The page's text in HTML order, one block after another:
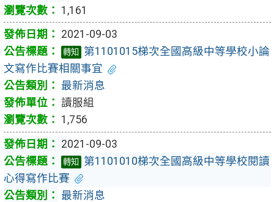
1,161
2021-09-03
轉知
第1101015梯次全國高級中等學校小論
文寫作比賽相關事宜
最新消息
讀服組
1,756
2021-09-03
轉知
第1101010梯次全國高級中等學校閱讀
心得寫作比賽
最新消息